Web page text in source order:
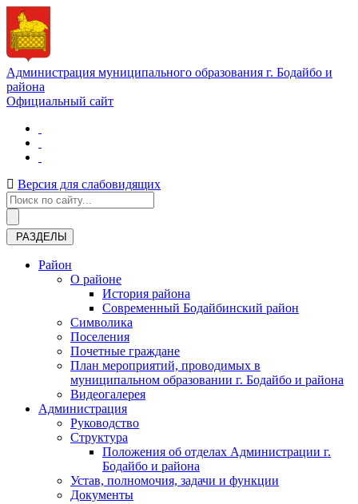
Администрация муниципального образования г. Бодайбо и
района
Официальный сайт
Версия для слабовидящих
РАЗДЕЛЫ
Район
О районе
История района
Современный Бодайбинский район
Символика
Поселения
Почетные граждане
План мероприятий, проводимых в
муниципальном образовании г. Бодайбо и района
Видеогалерея
Администрация
Руководство
Структура
Положения об отделах Администрации г.
Бодайбо и района
Устав, полномочия, задачи и функции
Документы